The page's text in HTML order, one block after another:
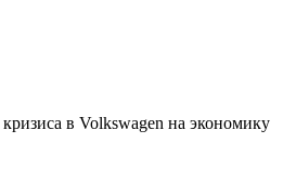
в Volkswagen на экономику